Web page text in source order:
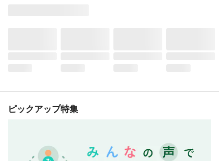
ピックアップ特集